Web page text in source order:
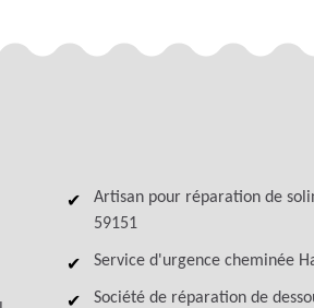
Artisan pour réparation de
59151
Service d'urgence cheminée
Société de réparation de